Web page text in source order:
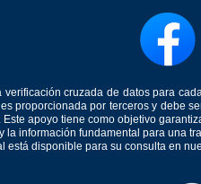
cruzada de datos para
proporcionada por terceros y debe
apoyo tiene como objetivo
la información fundamental para una
está disponible para su consulta en